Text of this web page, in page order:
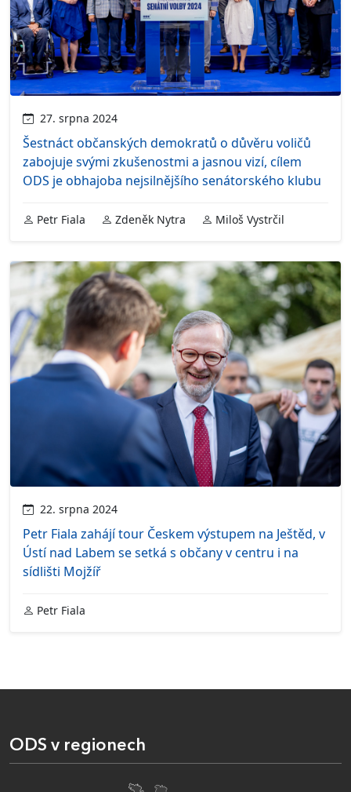
27. srpna 2024
Šestnáct občanských demokratů o důvěru voličů
zabojuje svými zkušenostmi a jasnou vizí, cílem
ODS je obhajoba nejsilnějšího senátorského klubu
Petr Fiala Zdeněk Nytra Miloš Vystrčil
22. srpna 2024
Petr Fiala zahájí tour Českem výstupem na Ještěd, v
Ústí nad Labem se setká s občany v centru i na
sídlišti Mojžíř
Petr Fiala
ODS v regionech